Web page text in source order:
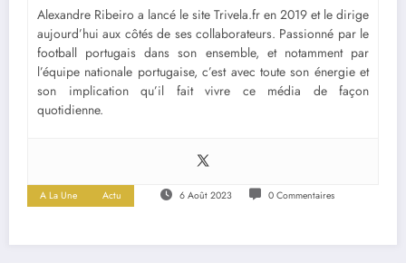
Alexandre Ribeiro a lancé le site Trivela.fr en 2019 et le dirige
aujourd’hui aux côtés de ses collaborateurs. Passionné par le
football portugais dans son ensemble, et notamment par
l’équipe nationale portugaise, c’est avec toute son énergie et
son implication qu’il fait vivre ce média de façon
quotidienne.
A La Une Actu 6 Août 2023 0 Commentaires